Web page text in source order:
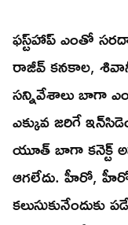
ఫస్ట్‌హాప్‌ ఎంతో
రాజీవ్‌ కనకాల,
సన్నివేశాలు బాగా
ఎక్కువ జరిగే
యూత్‌ బాగా కనెక్ట్‌
ఆగలేదు. హీరో,